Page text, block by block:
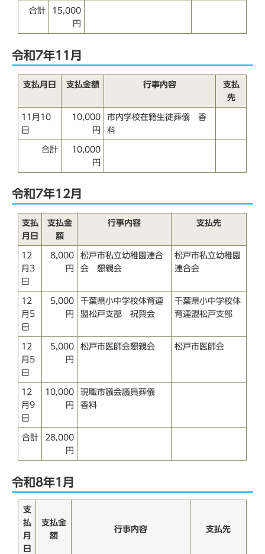
合計
15,000
円
令和7年11月
支払月日 支払金額 行事内容
支払
先
11月10
日
10,000
円
市内学校在籍生徒葬儀 香
料
合計
10,000
円
令和7年12月
支払
月日
支払金
額
行事内容 支払先
12
月3
日
8,000
円
松戸市私立幼稚園連合
会 懇親会
松戸市私立幼稚園
連合会
12
月5
日
5,000
円
千葉県小中学校体育連
盟松戸支部 祝賀会
千葉県小中学校体
育連盟松戸支部
12
月5
日
5,000
円
松戸市医師会懇親会 松戸市医師会
12
月9
日
10,000
円
現職市議会議員葬儀
香料
合計
28,000
円
令和8年1月
支
払
月
日
支払金
額
行事内容 支払先